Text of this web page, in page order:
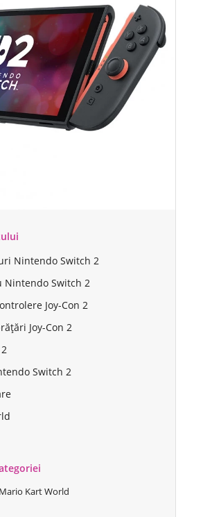
Nintendo Switch 2
Nintendo Switch 2
Joy-Con 2
Joy-Con 2
Switch 2
Kart World